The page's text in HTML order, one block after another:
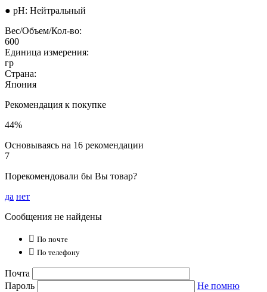
● pH: Нейтральный
Вес/Объем/Кол-во:
600
Единица измерения:
гр
Страна:
Япония
Рекомендация к покупке
44%
Основываясь на 16 рекомендации
7
Порекомендовали бы Вы товар?
да нет
Сообщения не найдены
 По почте
 По телефону
Почта
Пароль
Не помню